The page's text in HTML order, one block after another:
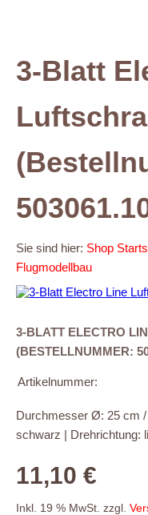
3-Blatt
Sie sind hier: Shop
Flugmodellbau
3-BLATT ELECTRO
(BESTELLNUMMER:
Artikelnummer:
Durchmesser Ø: 25 cm /
schwarz | Drehrichtung:
11,10 €
Inkl. 19 % MwSt. zzgl.